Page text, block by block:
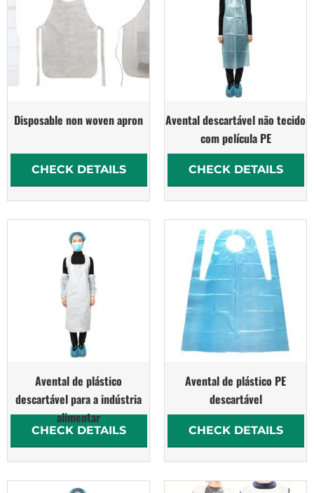
Disposable non woven apron
CHECK DETAILS
Avental descartável não tecido
com película PE
CHECK DETAILS
Avental de plástico
descartável para a indústria
alimentar
CHECK DETAILS
Avental de plástico PE
descartável
CHECK DETAILS